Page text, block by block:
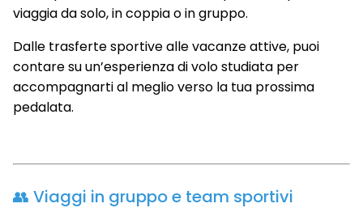
viaggia da solo, in coppia o in gruppo.
Dalle trasferte sportive alle vacanze attive, puoi
contare su un’esperienza di volo studiata per
accompagnarti al meglio verso la tua prossima
pedalata.
👥 Viaggi in gruppo e team sportivi